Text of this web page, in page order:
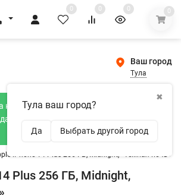
0 0 0 0
Ваш город
Тула
✖
Тула ваш город?
Да Выбрать другой город
наш телеграмм канал и получи
Type-C 20W при покупке в
iPhone 14 Plus 256 ГБ, Midnight, «тёмная ночь»
Plus 256 ГБ, Midnight,